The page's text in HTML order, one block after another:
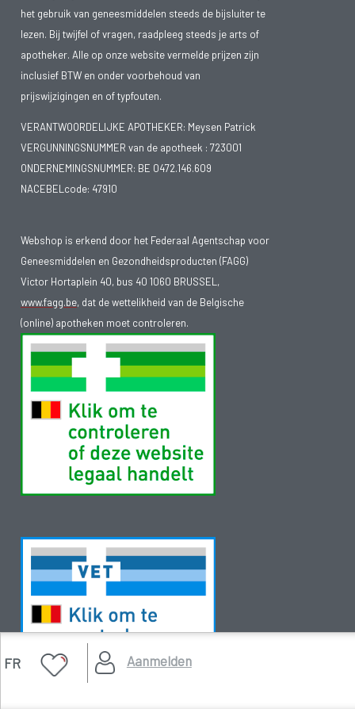
FR Aanmelden
het gebruik van geneesmiddelen steeds de bijsluiter te
lezen. Bij twijfel of vragen, raadpleeg steeds je arts of
apotheker. Alle op onze website vermelde prijzen zijn
inclusief BTW en onder voorbehoud van
prijswijzigingen en of typfouten.
VERANTWOORDELIJKE APOTHEKER: Meysen Patrick
VERGUNNINGSNUMMER van de apotheek : 723001
ONDERNEMINGSNUMMER: BE 0472.146.609
NACEBELcode: 47910
Webshop is erkend door het Federaal Agentschap voor
Geneesmiddelen en Gezondheidsproducten (FAGG)
Victor Hortaplein 40, bus 40 1060 BRUSSEL,
www.fagg.be, dat de wettelikheid van de Belgische
(online) apotheken moet controleren.